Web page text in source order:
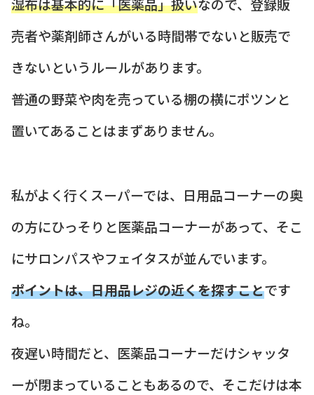
売者や薬剤師さんがいる時間帯でないと販売で
きないというルールがあります。
普通の野菜や肉を売っている棚の横にポツンと
置いてあることはまずありません。
私がよく行くスーパーでは、日用品コーナーの奥
の方にひっそりと医薬品コーナーがあって、そこ
にサロンパスやフェイタスが並んでいます。
ポイントは、日用品レジの近くを探すことです
ね。
夜遅い時間だと、医薬品コーナーだけシャッタ
ーが閉まっていることもあるので、そこだけは本